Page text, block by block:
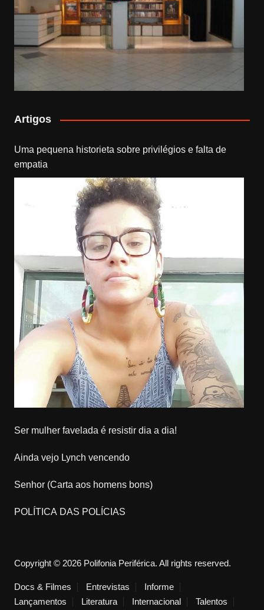
Artigos
Uma pequena historieta sobre privilégios e falta de
empatia
Ser mulher favelada é resistir dia a dia!
Ainda vejo Lynch vencendo
Senhor (Carta aos homens bons)
POLÍTICA DAS POLÍCIAS
Copyright © 2026 Polifonia Periférica. All rights reserved.
Docs & Filmes Entrevistas
Informe
Lançamentos
Literatura Internacional Talentos